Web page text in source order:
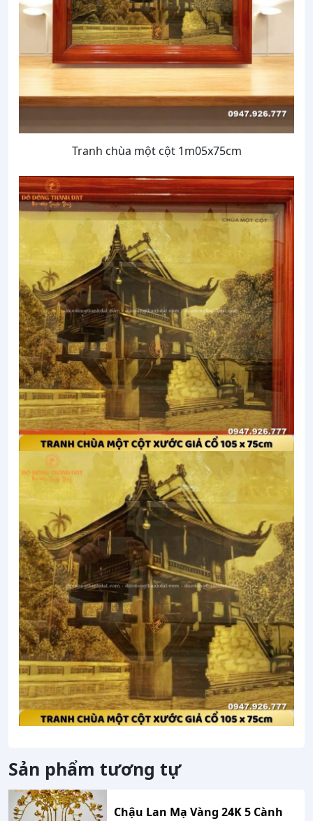
Tranh chùa một cột 1m05x75cm
Sản phẩm tương tự
Chậu Lan Mạ Vàng 24K 5 Cành